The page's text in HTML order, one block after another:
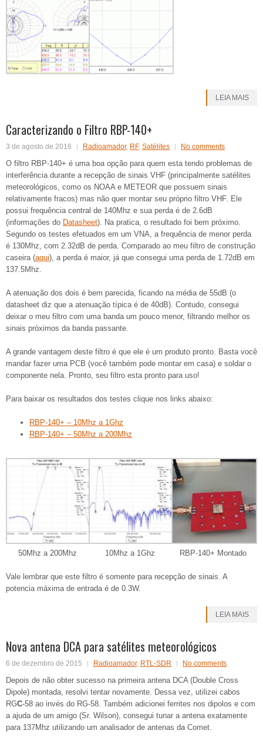
LEIA MAIS
Caracterizando o Filtro RBP-140+
3 de agosto de 2016 Radioamador, RF, Satélites No comments
O filtro RBP-140+ é uma boa opção para quem esta tendo problemas de
interferência durante a recepção de sinais VHF (principalmente satélites
meteorológicos, como os NOAA e METEOR que possuem sinais
relativamente fracos) mas não quer montar seu próprio filtro VHF. Ele
possui frequência central de 140Mhz e sua perda é de 2.6dB
(informações do Datasheet). Na pratica, o resultado foi bem próximo.
Segundo os testes efetuados em um VNA, a frequência de menor perda
é 130Mhz, com 2.32dB de perda. Comparado ao meu filtro de construção
caseira (aqui), a perda é maior, já que consegui uma perda de 1.72dB em
137.5Mhz.
A atenuação dos dois é bem parecida, ficando na média de 55dB (o
datasheet diz que a atenuação típica é de 40dB). Contudo, consegui
deixar o meu filtro com uma banda um pouco menor, filtrando melhor os
sinais próximos da banda passante.
A grande vantagem deste filtro é que ele é um produto pronto. Basta você
mandar fazer uma PCB (você também pode montar em casa) e soldar o
componente nela. Pronto, seu filtro esta pronto para uso!
Para baixar os resultados dos testes clique nos links abaixo:
RBP-140+ – 10Mhz a 1Ghz
RBP-140+ – 50Mhz a 200Mhz
50Mhz a 200Mhz 10Mhz a 1Ghz RBP-140+ Montado
Vale lembrar que este filtro é somente para recepção de sinais. A
potencia máxima de entrada é de 0.3W.
LEIA MAIS
Nova antena DCA para satélites meteorológicos
6 de dezembro de 2015 Radioamador, RTL-SDR No comments
Depois de não obter sucesso na primeira antena DCA (Double Cross
Dipole) montada, resolvi tentar novamente. Dessa vez, utilizei cabos
RGC-58 ao invés do RG-58. Também adicionei ferrites nos dipolos e com
a ajuda de um amigo (Sr. Wilson), consegui tunar a antena exatamente
para 137Mhz utilizando um analisador de antenas da Comet.